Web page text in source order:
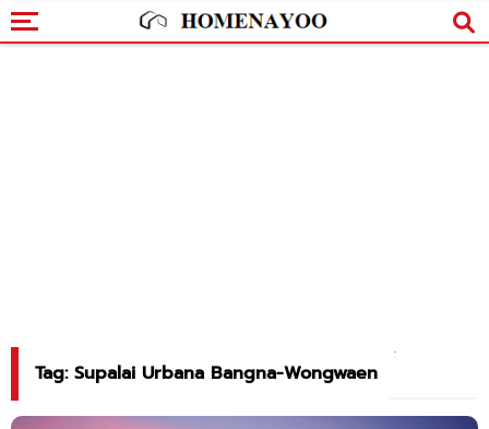
Tag: Supalai Urbana Bangna-Wongwaen